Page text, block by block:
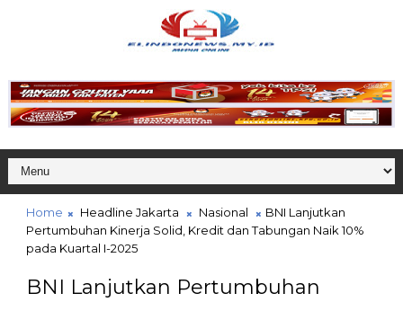
Home Headline Jakarta Nasional
BNI Lanjutkan
Pertumbuhan Kinerja Solid, Kredit dan Tabungan Naik 10%
pada Kuartal I-2025
BNI Lanjutkan Pertumbuhan